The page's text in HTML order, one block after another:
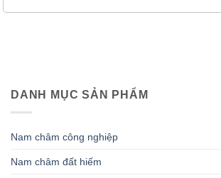
DANH MỤC SẢN PHẨM
Nam châm công nghiệp
Nam châm đất hiếm